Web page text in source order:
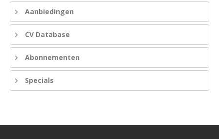
Aanbiedingen
CV Database
Abonnementen
Specials